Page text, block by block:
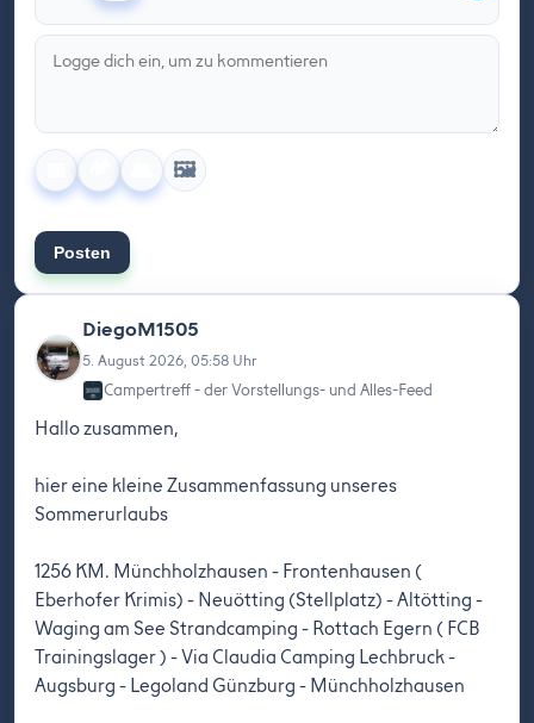
🖼️
Posten
DiegoM1505
5. August 2026, 05:58 Uhr
Campertreff - der Vorstellungs- und Alles-Feed
Hallo zusammen,
hier eine kleine Zusammenfassung unseres
Sommerurlaubs
1256 KM. Münchholzhausen - Frontenhausen (
Eberhofer Krimis) - Neuötting (Stellplatz) - Altötting -
Waging am See Strandcamping - Rottach Egern ( FCB
Trainingslager ) - Via Claudia Camping Lechbruck -
Augsburg - Legoland Günzburg - Münchholzhausen